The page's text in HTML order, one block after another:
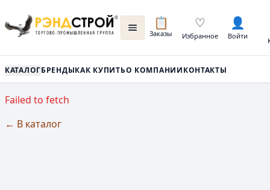
📋
Заказы
♡
Избранное
👤
Войти
КАТАЛОГБРЕНДЫКАК КУПИТЬО КОМПАНИИКОНТАКТЫ
Failed to fetch
← В каталог